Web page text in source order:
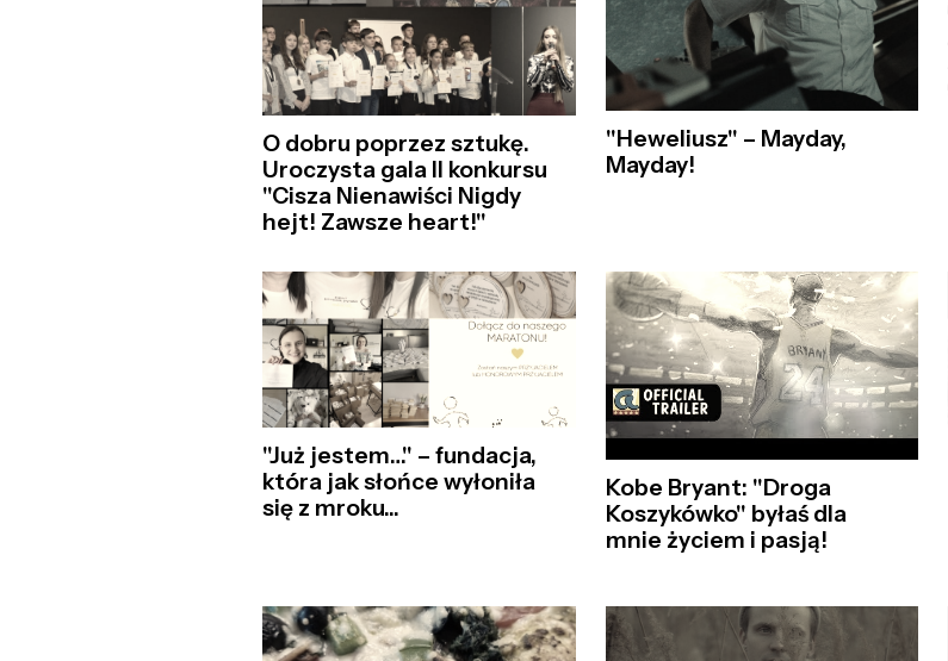
O dobru poprzez sztukę.
Uroczysta gala II konkursu
"Cisza Nienawiści Nigdy
hejt! Zawsze heart!"
"Heweliusz" – Mayday,
Mayday!
"Już jestem…" – fundacja,
która jak słońce wyłoniła
się z mroku...
Kobe Bryant: "Droga
Koszykówko" byłaś dla
mnie życiem i pasją!